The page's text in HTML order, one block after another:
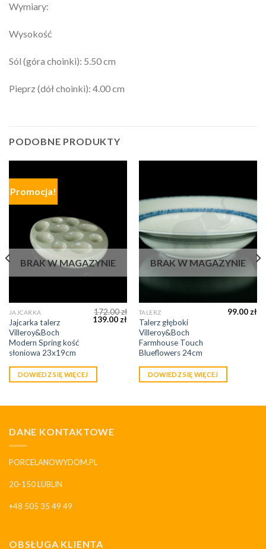
Wymiary:
Wysokość
Sól (góra choinki): 5.50 cm
Pieprz (dół choinki): 4.00 cm
PODOBNE PRODUKTY
Promocja!
BRAK W MAGAZYNIE
JAJCARKA
Jajcarka talerz
Villeroy&Boch
Modern Spring kość
słoniowa 23x19cm
172.00zł
139.00 zł
DOWIEDZ SIĘ WIĘCEJ
BRAK W MAGAZYNIE
TALERZ
Talerz głęboki
Villeroy&Boch
Farmhouse Touch
Blueflowers 24cm
99.00 zł
DOWIEDZ SIĘ WIĘCEJ
DANE KONTAKTOWE
PORCELANOWYDOM.PL
20-150 LUBLIN
+48 505 35 49 49
OBSŁUGA KLIENTA